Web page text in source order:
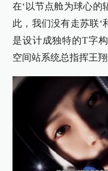
在‘以节点舱为球心的
此，我们没有走苏联‘
是设计成独特的T字
空间站系统总指挥王翔